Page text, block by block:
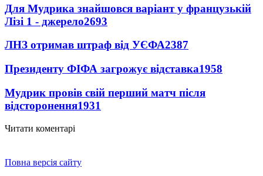
Для Мудрика знайшовся варіант у французькій
Лізі 1 - джерело2693
ЛНЗ отримав штраф від УЄФА2387
Президенту ФІФА загрожує відставка1958
Мудрик провів свій перший матч після
відсторонення1931
Читати коментарі
Повна версія сайту